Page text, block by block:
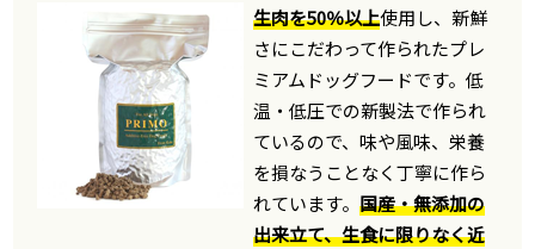
生肉を50％以上使用し、新鮮
さにこだわって作られたプレ
ミアムドッグフードです。低
温・低圧での新製法で作られ
ているので、味や風味、栄養
を損なうことなく丁寧に作ら
れています。 国産・無添加の
出来立て、生食に限りなく近